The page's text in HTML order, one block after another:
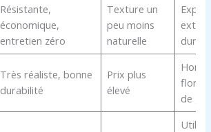
Résistante,
économique,
entretien zéro
Texture un
peu moins
naturelle
Très réaliste, bonne
durabilité
Prix plus
élevé
floral
de